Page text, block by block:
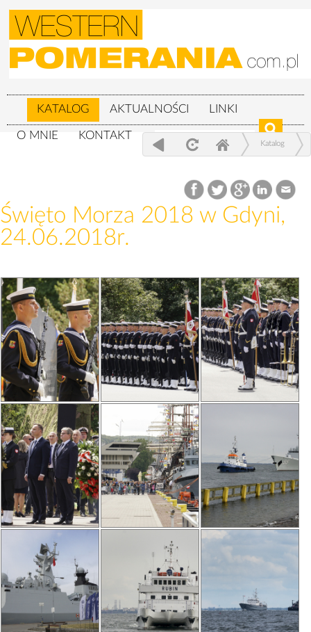
KATALOG AKTUALNOŚCI LINKI
O MNIE KONTAKT
Katalog
Święto Morza 2018 w Gdyni, 24.06.2018r.
Święto Morza 2018 w Gdyni,
24.06.2018r.